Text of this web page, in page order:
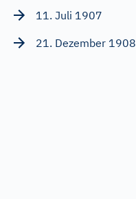
11. Juli 1907
21. Dezember 1908